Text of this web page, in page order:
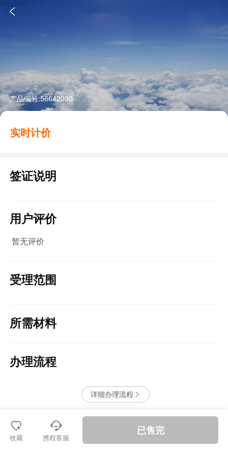

产品编号:56642090
实时计价
签证说明
用户评价
暂无评价
受理范围
所需材料
办理流程
详细办理流程 
退款保障

收藏
󱪩
携程客服
已售完